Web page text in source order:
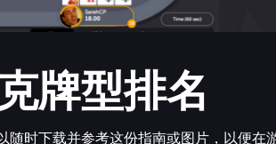
牌型排名
时下载并参考这份指南或图片，以便在